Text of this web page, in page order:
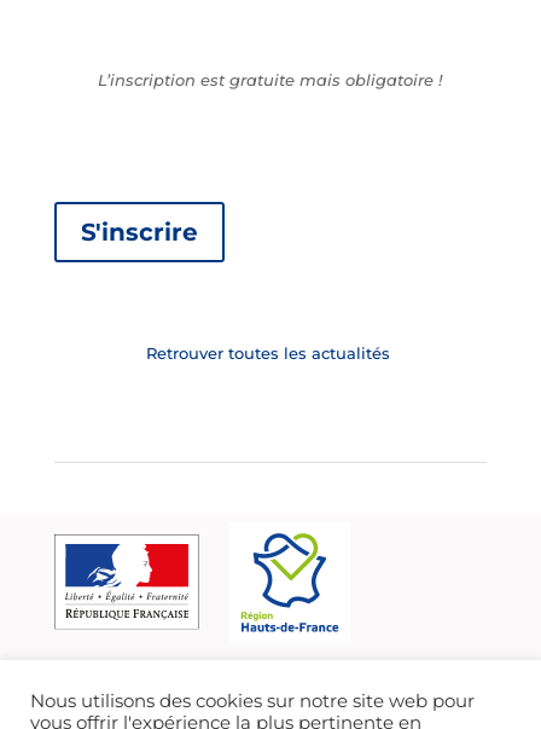
L’inscription est gratuite mais obligatoire !
S'inscrire
Retrouver toutes les actualités
Nous utilisons des cookies sur notre site web pour
vous offrir l'expérience la plus pertinente en